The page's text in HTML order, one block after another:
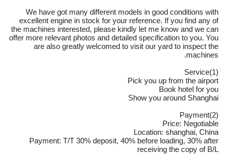
We have got many different models in good conditions with
excellent engine in stock for your reference. If you find any of
the machines interested, please kindly let me know and we can
offer more relevant photos and detailed specification to you. You
are also greatly welcomed to visit our yard to inspect the
machines.
(1)Service
Pick you up from the airport
Book hotel for you
Show you around Shanghai
(2)Payment
Price: Negotiable
Location: shanghai, China
Payment: T/T 30% deposit, 40% before loading, 30% after
receiving the copy of B/L